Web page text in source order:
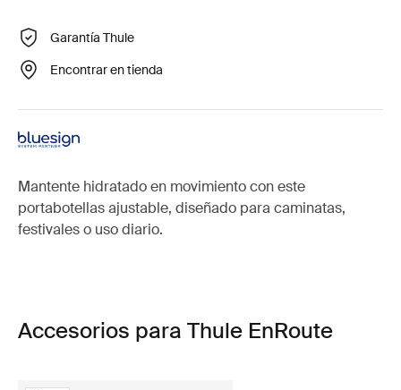
Garantía Thule
Encontrar en tienda
Mantente hidratado en movimiento con este
portabotellas ajustable, diseñado para caminatas,
festivales o uso diario.
Accesorios para Thule EnRoute